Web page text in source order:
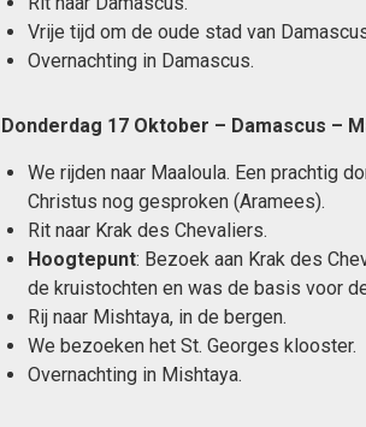
Vrije tijd om de oude stad van
Overnachting in Damascus.
Donderdag 17 Oktober – Damascus –
We rijden naar Maaloula. Een prachtig
Christus nog gesproken (Aramees).
Rit naar Krak des Chevaliers.
Hoogtepunt: Bezoek aan Krak des
de kruistochten en was de basis voor
Rij naar Mishtaya, in de bergen.
We bezoeken het St. Georges klooster.
Overnachting in Mishtaya.